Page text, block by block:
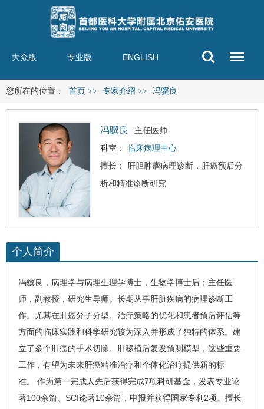
大众版 专业版 ENGLISH
您所在的位置： 首页 >> 专家介绍 >> 冯骥良
冯骥良
主任医师
科室： 临床病理中心
擅长： 肝胆肿瘤病理诊断， 肝癌预后分
析和精准诊断研究
个人简介
冯骥良 ，病理学与病理生理学博士，生物学博士后；主任医
师，副教授，研究生导师。 长期从事肝脏疾病的病理诊断工
作。尤其在肝癌分子分型、治疗策略的优化和患者预后评估等
方面的临床实践和科学研究较为深入并形成了独特的体系。建
立了多个肝癌的手术切除、肝移植后复发预测模型，这些重要
工作，有望为未来肝癌精准治疗和个体化治疗提供新的标
准。
作为第一完成人先后获得完成7项科研基金，发表专业论
著100余篇、 SCI论著10余篇，申报并获得国家专利 2项。 擅长